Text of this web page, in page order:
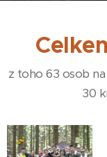
z toho 63 osob
30